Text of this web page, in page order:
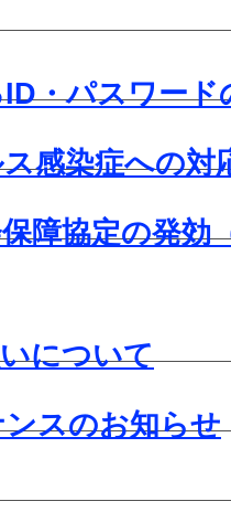
・パスワード
感染症への対
障協定の発効
について
スのお知らせ